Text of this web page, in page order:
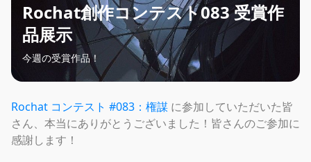
Rochat創作コンテスト083 受賞作
品展示
今週の受賞作品！
Rochat コンテスト #083：権謀 に参加していただいた皆
さん、本当にありがとうございました！皆さんのご参加に
感謝します！